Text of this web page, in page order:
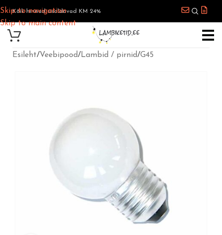
Skip to navigation
Skip to main content
Kõik hinnad sisaldavad KM 24%
Esileht/Veebipood/Lambid / pirnid/G45